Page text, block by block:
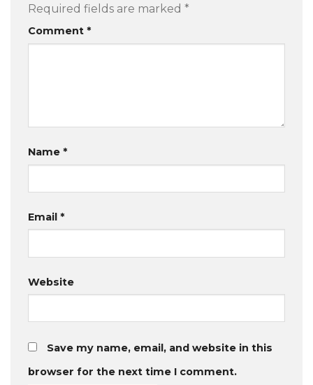
Required fields are marked *
Comment *
Name *
Email *
Website
Save my name, email, and website in this
browser for the next time I comment.